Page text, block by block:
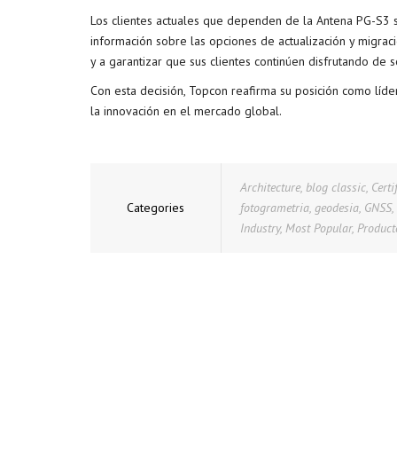
Los clientes actuales que dependen de la Antena PG-
información sobre las opciones de actualización y
y a garantizar que sus clientes continúen disfrutando de
Con esta decisión, Topcon reafirma su posición como
la innovación en el mercado global.
Categories
Architecture, blog classic
fotogrametria geodesia GNSS,
Industry, Most Popular,